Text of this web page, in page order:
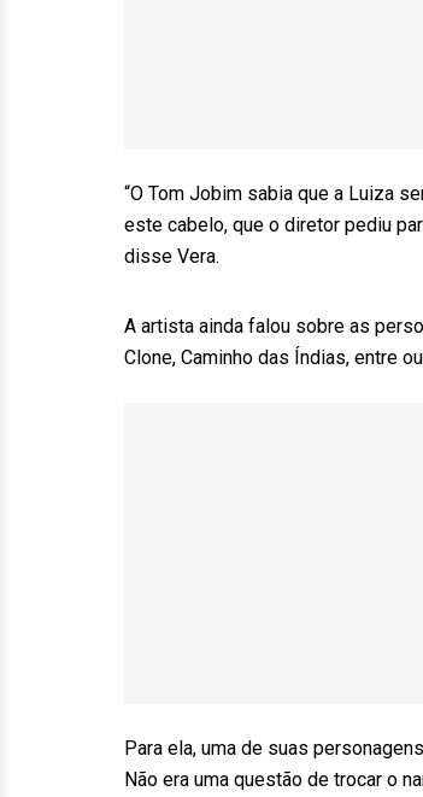
“O Tom Jobim sabia que a Luiza
este cabelo, que o diretor pediu
disse Vera.
A artista ainda falou sobre as
Clone, Caminho das Índias, entre
Para ela, uma de suas
Não era uma questão de trocar o